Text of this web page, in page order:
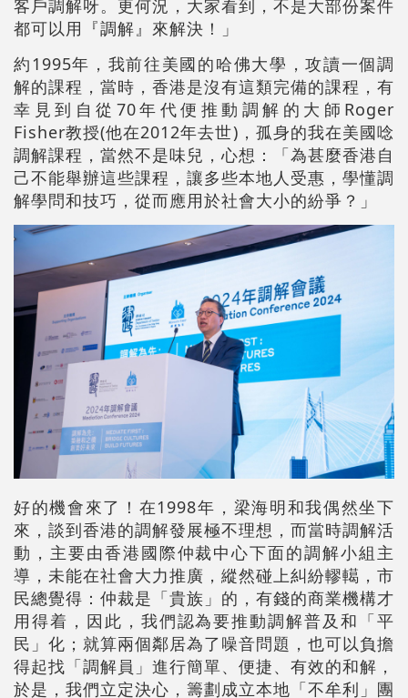
客戶調解呀。更何況，大家看到，不是大部份案件
都可以用『調解』來解決！」
約1995年，我前往美國的哈佛大學，攻讀一個調
解的課程，當時，香港是沒有這類完備的課程，有
幸見到自從70年代便推動調解的大師Roger
Fisher教授(他在2012年去世)，孤身的我在美國唸
調解課程，當然不是味兒，心想：「為甚麼香港自
己不能舉辦這些課程，讓多些本地人受惠，學懂調
解學問和技巧，從而應用於社會大小的紛爭？」
好的機會來了！在1998年，梁海明和我偶然坐下
來，談到香港的調解發展極不理想，而當時調解活
動，主要由香港國際仲裁中心下面的調解小組主
導，未能在社會大力推廣，縱然碰上糾紛轇轕，市
民總覺得：仲裁是「貴族」的，有錢的商業機構才
用得着，因此，我們認為要推動調解普及和「平
民」化；就算兩個鄰居為了噪音問題，也可以負擔
得起找「調解員」進行簡單、便捷、有效的和解，
於是，我們立定決心，籌劃成立本地「不牟利」團